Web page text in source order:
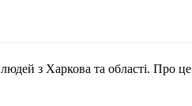
з Харкова та області. Про це